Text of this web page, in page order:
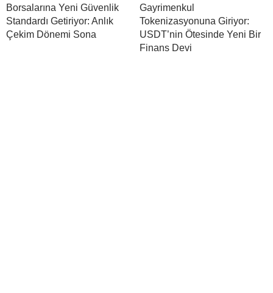
Borsalarına Yeni Güvenlik
Standardı Getiriyor: Anlık
Çekim Dönemi Sona
Gayrimenkul
Tokenizasyonuna Giriyor:
USDT’nin Ötesinde Yeni Bir
Finans Devi